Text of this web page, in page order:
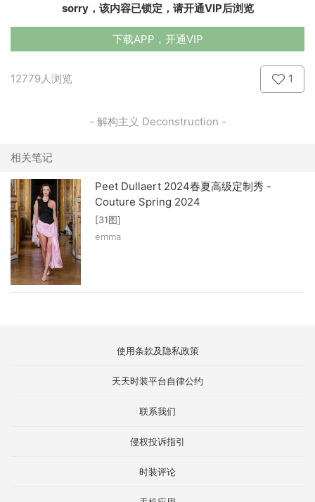
sorry，该内容已锁定，请开通VIP后浏览
下载APP，开通VIP
12779人浏览 1
- 解构主义 Deconstruction -
相关笔记
Peet Dullaert 2024春夏高级定制秀 -
Couture Spring 2024
[31图]
emma
使用条款及隐私政策
天天时装平台自律公约
联系我们
侵权投诉指引
时装评论